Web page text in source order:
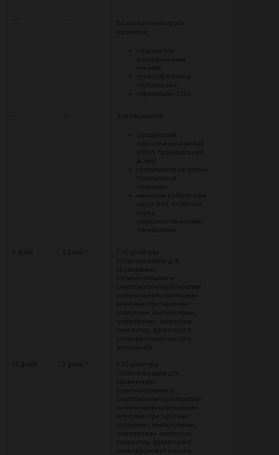
По назначению врача-
терапевта:
с варикозно
расширенными
венами;
тромбофлебитом
глубоких вен;
перенесших ТЭЛА
Для пациентов:
страдающим
заболеванием легких
(ХОБЛ, бронхиальная
астма);
готовящихся на любые
торакальные
операции;
имеющих избыточную
массу тела, особенно
перед
лапароскопическими
операциями.
5 дней 5 дней *
* 10 дней при
госпитализации для
проведении
гормонотерапии и
симптоматической терапии
остеомодифицирующими
агентами (препаратами:
гозерелин, лейпролерин,
трипторелин, октреотид,
ланреотид, фулвестрант,
золендроновая кислота,
деносумаб)
10 дней 7 дней *
* 10 дней при
госпитализации для
проведении
гормонотерапии и
симптоматической терапии
остеомодифицирующими
агентами (препаратами:
гозерелин, лейпролерин,
трипторелин, октреотид,
ланреотид, фулвестрант,
золендроновая кислота,